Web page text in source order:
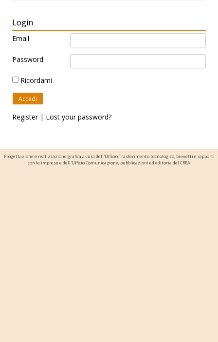
Login
Email
Password
Ricordami
Register| Lost your password?
Progettazione e realizzazione grafica a cura dell'Ufficio Trasferimento tecnologico, brevetti e rapporti
con le imprese e dell'Ufficio Comunicazione, pubblicazioni ed editoria del CREA